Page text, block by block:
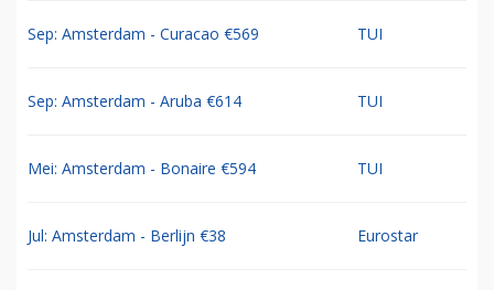
Sep: Amsterdam - Curacao €569 TUI
Sep: Amsterdam - Aruba €614 TUI
Mei: Amsterdam - Bonaire €594 TUI
Jul: Amsterdam - Berlijn €38 Eurostar